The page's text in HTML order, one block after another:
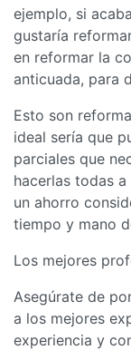
ejemplo, si
gustaría
en reformar la
anticuada, para
Esto son
ideal sería que
parciales que
hacerlas todas
un ahorro
tiempo y mano
Los mejores
Asegúrate de
a los mejores
experiencia y